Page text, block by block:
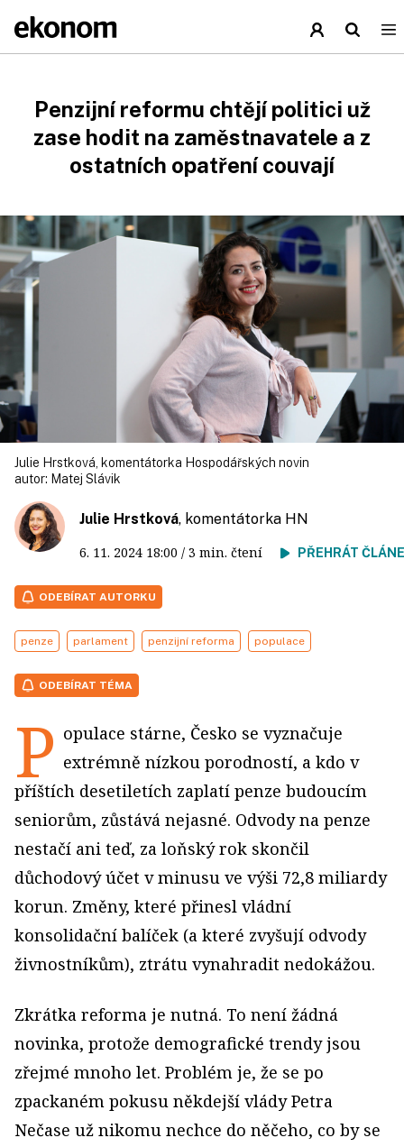
Penzijní reformu chtějí politici už
zase hodit na zaměstnavatele a z
ostatních opatření couvají
Julie Hrstková, komentátorka Hospodářských novin
autor: Matej Slávik
Julie Hrstková, komentátorka HN
6. 11. 2024 18:00 / 3 min. čtení PŘEHRÁT
ODEBÍRAT AUTORKU
penze parlament penzijní reforma populace
ODEBÍRAT TÉMA
P opulace stárne, Česko se vyznačuje
extrémně nízkou porodností, a kdo v
příštích desetiletích zaplatí penze budoucím
seniorům, zůstává nejasné. Odvody na penze
nestačí ani teď, za loňský rok skončil
důchodový účet v minusu ve výši 72,8 miliardy
korun. Změny, které přinesl vládní
konsolidační balíček (a které zvyšují odvody
živnostníkům), ztrátu vynahradit nedokážou.
Zkrátka reforma je nutná. To není žádná
novinka, protože demografické trendy jsou
zřejmé mnoho let. Problém je, že se po
zpackaném pokusu někdejší vlády Petra
Nečase už nikomu nechce do něčeho, co by se